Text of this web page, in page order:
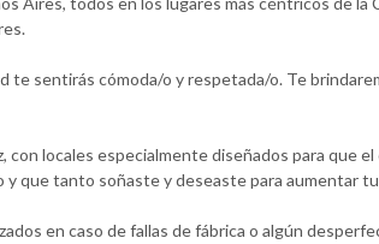
te sentirás cómoda/o y respetada/o. Te
locales especialmente diseñados para que
que tanto soñaste y deseaste para aumentar
en caso de fallas de fábrica o algún